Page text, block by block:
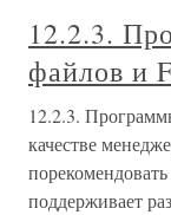
12.2.3.
файлов и
12.2.3.
качестве
поддерживает